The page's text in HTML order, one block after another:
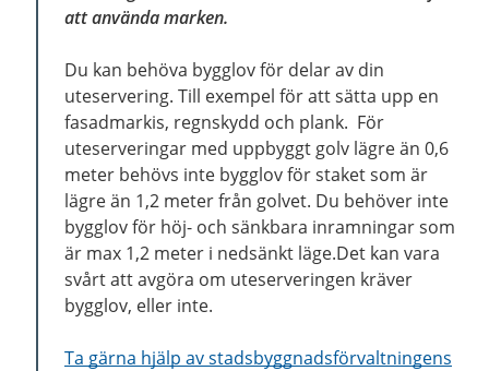
att använda marken.
Du kan behöva bygglov för delar av din
uteservering. Till exempel för att sätta upp en
fasadmarkis, regnskydd och plank. För
uteserveringar med uppbyggt golv lägre än 0,6
meter behövs inte bygglov för staket som är
lägre än 1,2 meter från golvet. Du behöver inte
bygglov för höj- och sänkbara inramningar som
är max 1,2 meter i nedsänkt läge.Det kan vara
svårt att avgöra om uteserveringen kräver
bygglov, eller inte.
Ta gärna hjälp av stadsbyggnadsförvaltningens